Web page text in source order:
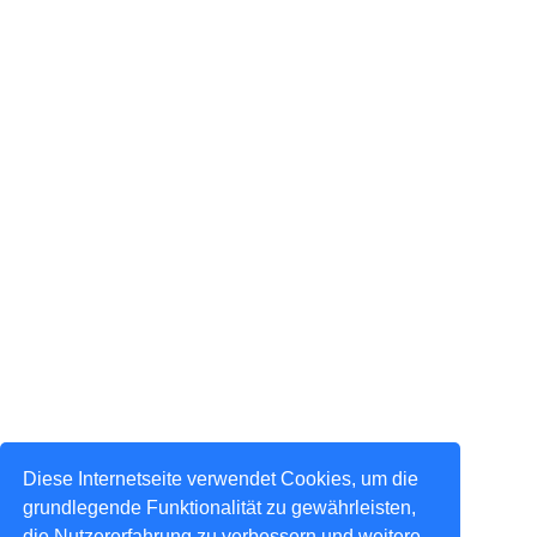
Diese Internetseite verwendet Cookies, um die
grundlegende Funktionalität zu gewährleisten,